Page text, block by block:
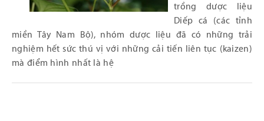
trồng dược liệu
Diếp cá (các tỉnh
miền Tây Nam Bộ), nhóm dược liệu đã có những trải
nghiệm hết sức thú vị với những cải tiến liên tục (kaizen)
mà điểm hình nhất là hệ